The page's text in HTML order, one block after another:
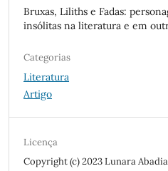
Bruxas, Liliths e Fadas:
insólitas na literatura e em
Categorias
Literatura
Artigo
Licença
Copyright (c) 2023 Lunara Abadia